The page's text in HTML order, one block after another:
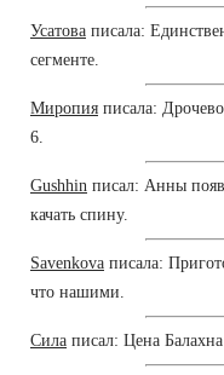
Усатова писала:
сегменте.
Миропия писала:
6.
Gushhin писал: Анны
качать спину.
Savenkova писала:
что нашими.
Сила писал: Цена Балахна